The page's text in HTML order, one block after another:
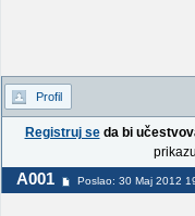
Profil
Registruj seda bi
A001 Poslao: 30 Maj 2012